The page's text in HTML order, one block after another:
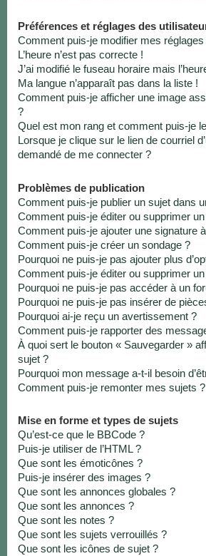
Préférences et réglages des
Comment puis-je modifier mes réglages
L’heure n’est pas correcte !
J’ai modifié le fuseau horaire mais
Ma langue n’apparaît pas dans la liste !
Comment puis-je afficher une image
?
Quel est mon rang et comment puis-je
Lorsque je clique sur le lien de courriel
demandé de me connecter ?
Problèmes de publication
Comment puis-je publier un sujet dans
Comment puis-je éditer ou supprimer
Comment puis-je ajouter une signature
Comment puis-je créer un sondage ?
Pourquoi ne puis-je pas ajouter plus
Comment puis-je éditer ou supprimer
Pourquoi ne puis-je pas accéder à un
Pourquoi ne puis-je pas insérer de
Pourquoi ai-je reçu un avertissement ?
Comment puis-je rapporter des
À quoi sert le bouton « Sauvegarder »
sujet ?
Pourquoi mon message a-t-il besoin
Comment puis-je remonter mes sujets ?
Mise en forme et types de sujets
Qu’est-ce que le BBCode ?
Puis-je utiliser de l’HTML ?
Que sont les émoticônes ?
Puis-je insérer des images ?
Que sont les annonces globales ?
Que sont les annonces ?
Que sont les notes ?
Que sont les sujets verrouillés ?
Que sont les icônes de sujet ?